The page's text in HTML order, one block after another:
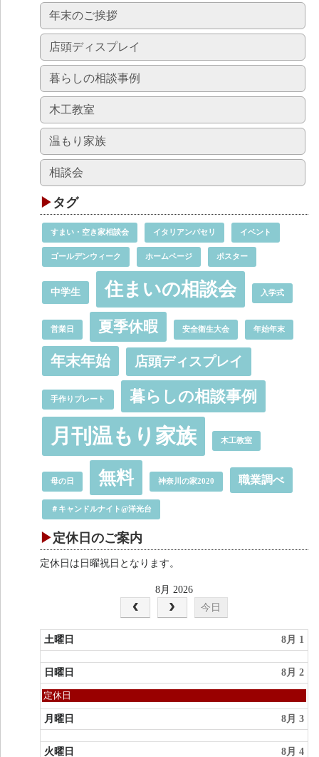
年末のご挨拶
店頭ディスプレイ
暮らしの相談事例
木工教室
温もり家族
相談会
タグ
すまい・空き家相談会 イタリアンパセリ イベント
ゴールデンウィーク ホームページ ポスター
中学生 住まいの相談会 入学式
営業日 夏季休暇 安全衛生大会 年始年末
年末年始 店頭ディスプレイ
手作りプレート 暮らしの相談事例
月刊温もり家族 木工教室
母の日 無料 神奈川の家2020 職業調べ
＃キャンドルナイト@洋光台
定休日のご案内
定休日は日曜祝日となります。
8月 2026
今日
土曜日 8月 1
日曜日 8月 2
日
曜
日,
8
月
2nd
定休日
月曜日 8月 3
火曜日 8月 4